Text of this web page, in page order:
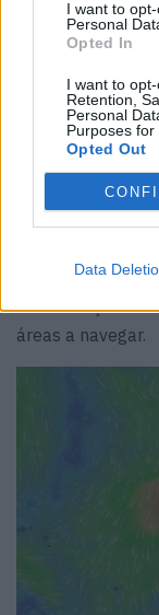
I want to
Personal
Opted In
I want to
Retention,
Personal
Purposes for
Opted Out
Data
também que as
mar muitas
é necessário
diferentes
possíveis
todo o tipo de
com respetivas
Segurança
Coordenação de
áreas a navegar.